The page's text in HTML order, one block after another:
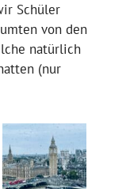
Schüler
von den
natürlich
(nur